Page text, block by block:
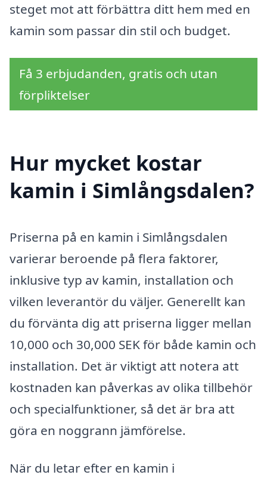
steget mot att förbättra ditt hem med en
kamin som passar din stil och budget.
Få 3 erbjudanden, gratis och utan
förpliktelser
Hur mycket kostar
kamin i Simlångsdalen?
Priserna på en kamin i Simlångsdalen
varierar beroende på flera faktorer,
inklusive typ av kamin, installation och
vilken leverantör du väljer. Generellt kan
du förvänta dig att priserna ligger mellan
10,000 och 30,000 SEK för både kamin och
installation. Det är viktigt att notera att
kostnaden kan påverkas av olika tillbehör
och specialfunktioner, så det är bra att
göra en noggrann jämförelse.
När du letar efter en kamin i